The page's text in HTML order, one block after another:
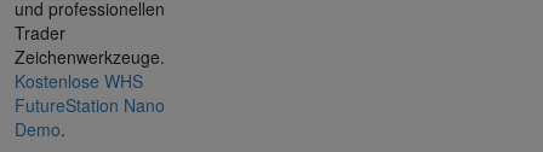
und professionellen
Trader
Zeichenwerkzeuge.
Kostenlose WHS
FutureStation Nano
Demo.